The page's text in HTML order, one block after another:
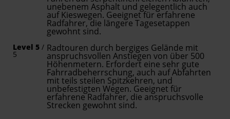
unebenem Asphalt und gelegentlich auch
auf Kieswegen. Geeignet für erfahrene
Radfahrer, die längere Tagesetappen
gewohnt sind.
Level 5 /
5
Radtouren durch bergiges Gelände mit
anspruchsvollen Anstiegen von über 500
Höhenmetern. Erfordert eine sehr gute
Fahrradbeherrschung, auch auf Abfahrten
mit teils steilen Spitzkehren, und
unbefestigten Wegen. Geeignet für
erfahrene Radfahrer, die anspruchsvolle
Strecken gewohnt sind.